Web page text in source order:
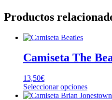
Productos
Camiseta The
13,50€
Seleccionar opcionesEste
producto